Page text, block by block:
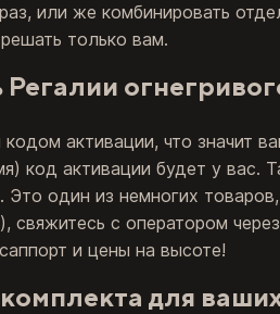
или же комбинировать
только вам.
Регалии
активации, что значит
код активации будет у вас.
Это один из немногих
свяжитесь с оператором
и цены на высоте!
для